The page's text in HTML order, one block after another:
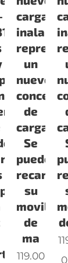
cargador
un
nuevo
concepto
de
carga
Se
puede
recargar
su
movil
de
ma
119.00